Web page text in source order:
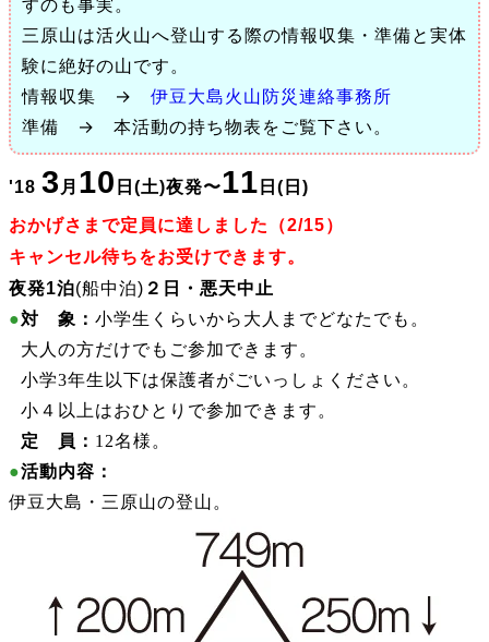
すのも事実。
三原山は活火山へ登山する際の情報収集・準備と実体
験に絶好の山です。
情報収集 → 伊豆大島火山防災連絡事務所
準備 → 本活動の持ち物表をご覧下さい。
'18 3 月 10 日 (土)夜発〜11 日 (日)
おかげさまで定員に達しました（2/15）
キャンセル待ちをお受けできます。
夜発1泊(船中泊) ２日・悪天中止
●対 象： 小学生くらいから大人までどなたでも。
大人の方だけでもご参加できます。
小学3年生以下は保護者がごいっしょください。
小４以上はおひとりで参加できます。
定 員： 12名様。
●活動内容：
伊豆大島・三原山の登山。